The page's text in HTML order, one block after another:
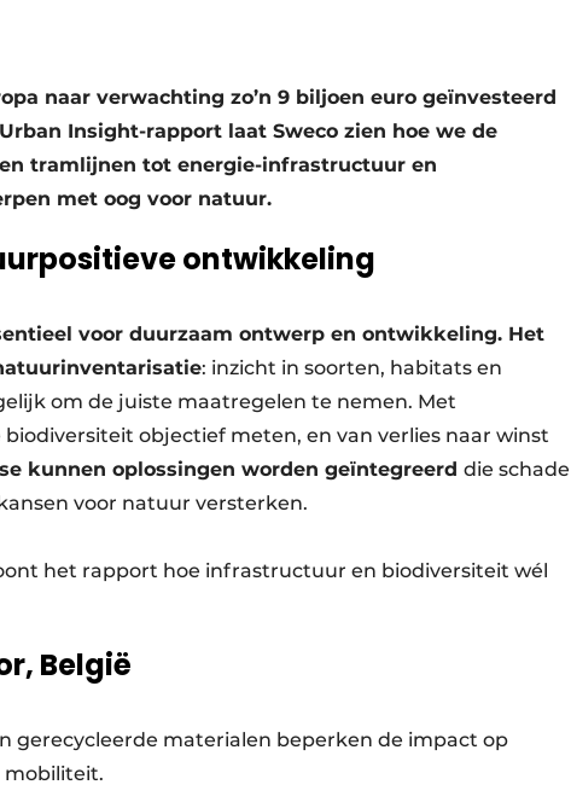
naar verwachting zo’n 9 biljoen euro geïnvesteerd
Insight-rapport laat Sweco zien hoe we de
tramlijnen tot energie-infrastructuur en
met oog voor natuur.
ontwikkeling
voor duurzaam ontwerp en ontwikkeling. Het
: inzicht in soorten, habitats en
om de juiste maatregelen te nemen. Met
objectief meten, en van verlies naar winst
kunnen oplossingen worden geïntegreerd die schade
voor natuur versterken.
het rapport hoe infrastructuur en biodiversiteit wél
België
gerecycleerde materialen beperken de impact op
mobiliteit.